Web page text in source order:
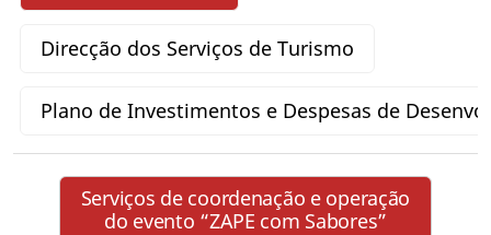
Direcção dos Serviços de Turismo
Plano de Investimentos e Despesas de
Serviços de coordenação e operação
do evento “ZAPE com Sabores”